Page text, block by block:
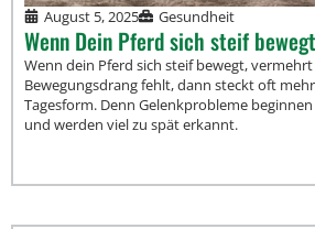
August 5, 2025 Gesundheit
Wenn Dein Pferd sich steif
Wenn dein Pferd sich steif bewegt,
Bewegungsdrang fehlt, dann steckt oft
Tagesform. Denn Gelenkprobleme
und werden viel zu spät erkannt.